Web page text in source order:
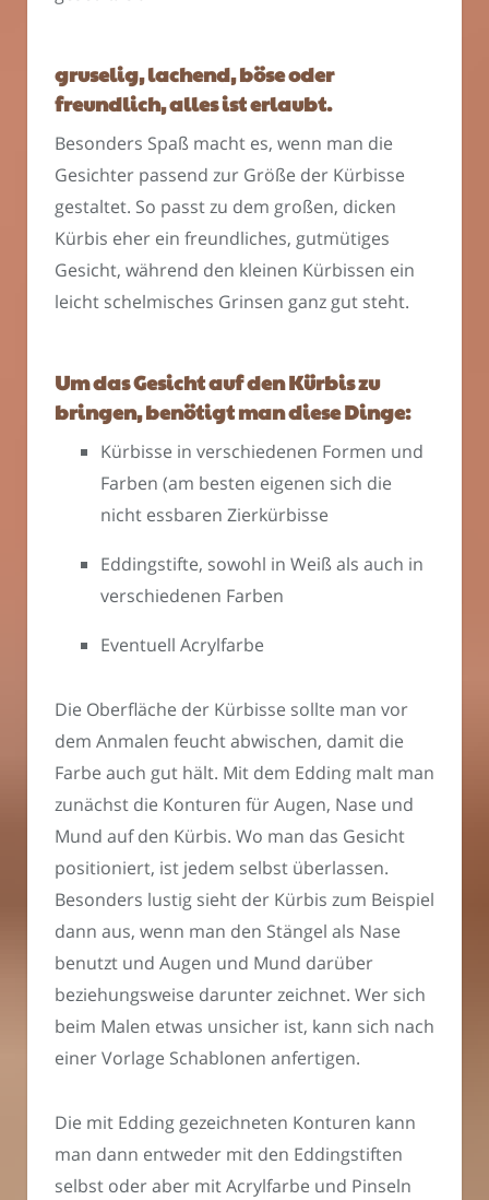
gruselig, lachend, böse oder
freundlich, alles ist erlaubt.
Besonders Spaß macht es, wenn man die
Gesichter passend zur Größe der Kürbisse
gestaltet. So passt zu dem großen, dicken
Kürbis eher ein freundliches, gutmütiges
Gesicht, während den kleinen Kürbissen ein
leicht schelmisches Grinsen ganz gut steht.
Um das Gesicht auf den Kürbis zu
bringen, benötigt man diese Dinge:
Kürbisse in verschiedenen Formen und
Farben (am besten eigenen sich die
nicht essbaren Zierkürbisse
Eddingstifte, sowohl in Weiß als auch in
verschiedenen Farben
Eventuell Acrylfarbe
Die Oberfläche der Kürbisse sollte man vor
dem Anmalen feucht abwischen, damit die
Farbe auch gut hält. Mit dem Edding malt man
zunächst die Konturen für Augen, Nase und
Mund auf den Kürbis. Wo man das Gesicht
positioniert, ist jedem selbst überlassen.
Besonders lustig sieht der Kürbis zum Beispiel
dann aus, wenn man den Stängel als Nase
benutzt und Augen und Mund darüber
beziehungsweise darunter zeichnet. Wer sich
beim Malen etwas unsicher ist, kann sich nach
einer Vorlage Schablonen anfertigen.
Die mit Edding gezeichneten Konturen kann
man dann entweder mit den Eddingstiften
selbst oder aber mit Acrylfarbe und Pinseln